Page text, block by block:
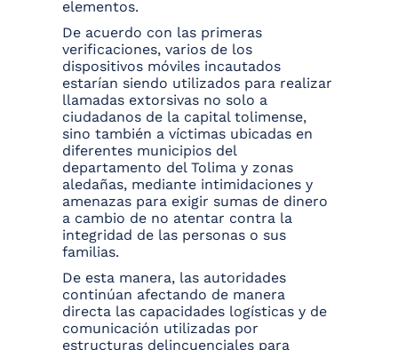
elementos.
De acuerdo con las primeras
verificaciones, varios de los
dispositivos móviles incautados
estarían siendo utilizados para realizar
llamadas extorsivas no solo a
ciudadanos de la capital tolimense,
sino también a víctimas ubicadas en
diferentes municipios del
departamento del Tolima y zonas
aledañas, mediante intimidaciones y
amenazas para exigir sumas de dinero
a cambio de no atentar contra la
integridad de las personas o sus
familias.
De esta manera, las autoridades
continúan afectando de manera
directa las capacidades logísticas y de
comunicación utilizadas por
estructuras delincuenciales para